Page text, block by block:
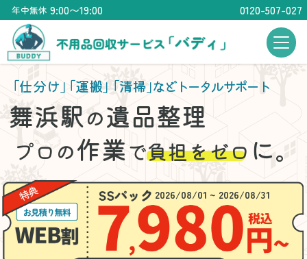
年中無休 9:00〜19:00 0120-507-027
「仕分け」「運搬」「清掃」などトータルサポート
舞浜駅の遺品整理
プロの作業で負担をゼロ に。
2026/08/01 ~ 2026/08/31